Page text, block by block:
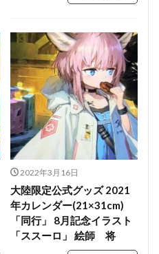
2022年3月16日
大陸限定公式グッズ 2021
年カレンダー(21×31cm)
「同行」 8月記念イラスト
「ススーロ」 絵師 将